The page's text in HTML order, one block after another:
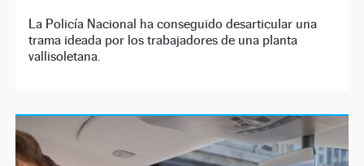
La Policía Nacional ha conseguido desarticular una
trama ideada por los trabajadores de una planta
vallisoletana.